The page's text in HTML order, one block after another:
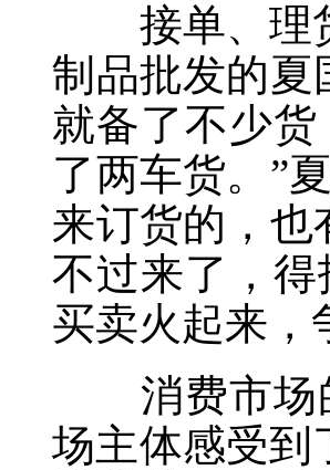
接单、理货
制品批发的夏
就备了不少
了两车货。”
来订货的，也
不过来了，
买卖火起来，
消费市场的
场主体感受到